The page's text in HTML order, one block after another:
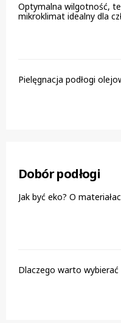
Optymalna wilgotność,
mikroklimat idealny dla
Pielęgnacja podłogi
Dobór podłogi
Jak być eko? O
Dlaczego warto wybierać